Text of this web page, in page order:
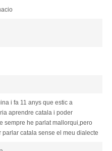
i fa 11 anys que estic a
aprendre catala i poder
sempre he parlat mallorqui,pero
catala sense el meu dialecte